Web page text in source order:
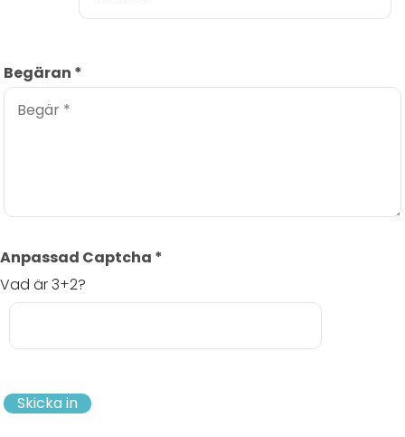
Begäran *
Anpassad Captcha *
Vad är 3+2?
Skicka in